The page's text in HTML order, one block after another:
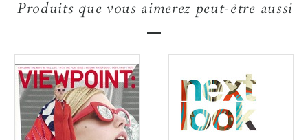
Produits que vous aimerez peut-être aussi